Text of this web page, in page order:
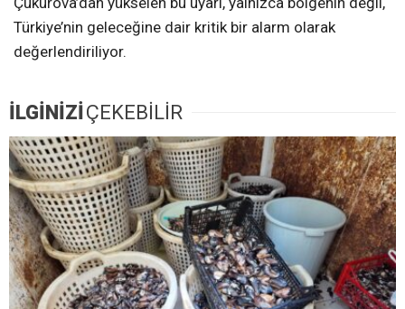
Türkiye’nin geleceğine dair kritik bir alarm olarak
değerlendiriliyor.
İLGİNİZİÇEKEBİLİR